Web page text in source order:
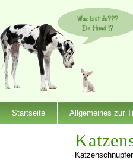
Startseite Allgemeines zur